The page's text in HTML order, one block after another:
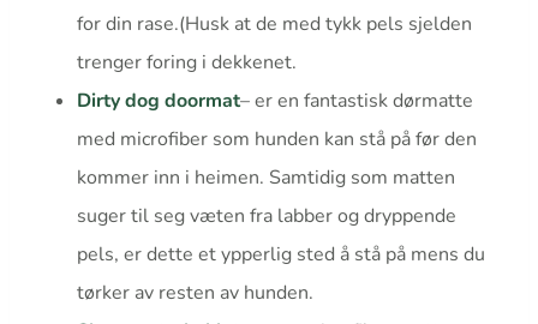
for din rase.(Husk at de med tykk pels sjelden
trenger foring i dekkenet.
Dirty dog doormat– er en fantastisk dørmatte
med microfiber som hunden kan stå på før den
kommer inn i heimen. Samtidig som matten
suger til seg væten fra labber og dryppende
pels, er dette et ypperlig sted å stå på mens du
tørker av resten av hunden.